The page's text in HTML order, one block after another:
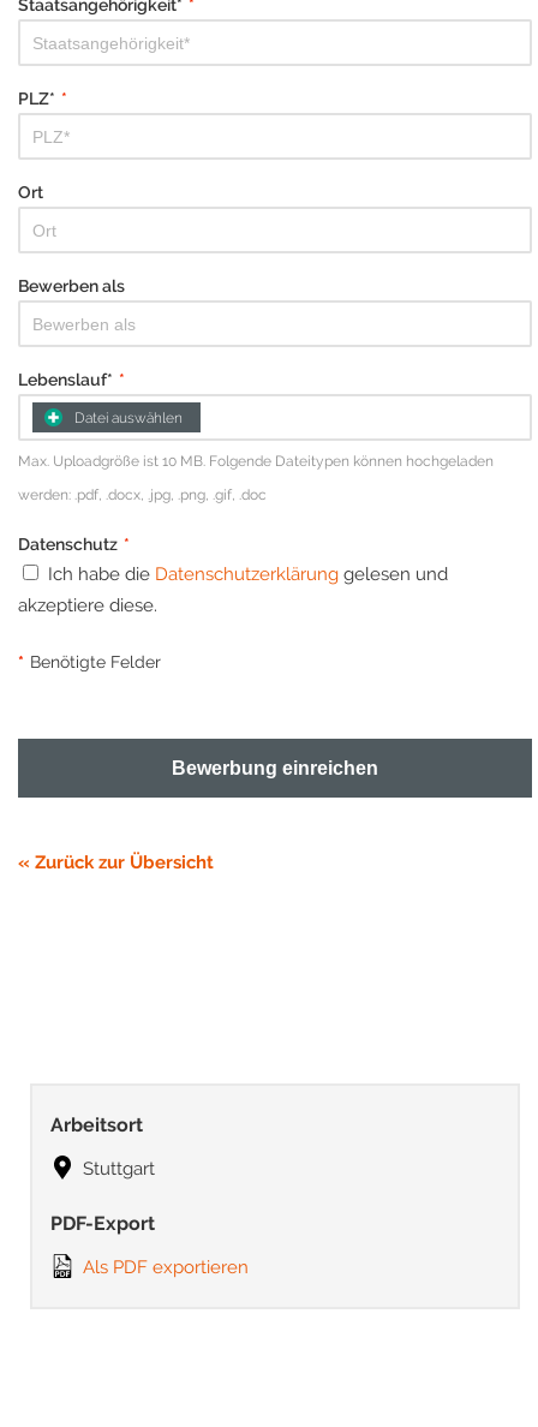
Staatsangehörigkeit* *
PLZ* *
Ort
Bewerben als
Lebenslauf* *
Datei auswählen
Max. Uploadgröße ist 10 MB. Folgende Dateitypen können hochgeladen
werden: .pdf, .docx, .jpg, .png, .gif, .doc
Datenschutz *
Ich habe die Datenschutzerklärung gelesen und
akzeptiere diese.
* Benötigte Felder
Bewerbung einreichen
« Zurück zur Übersicht
Arbeitsort
Stuttgart
PDF-Export
Als PDF exportieren